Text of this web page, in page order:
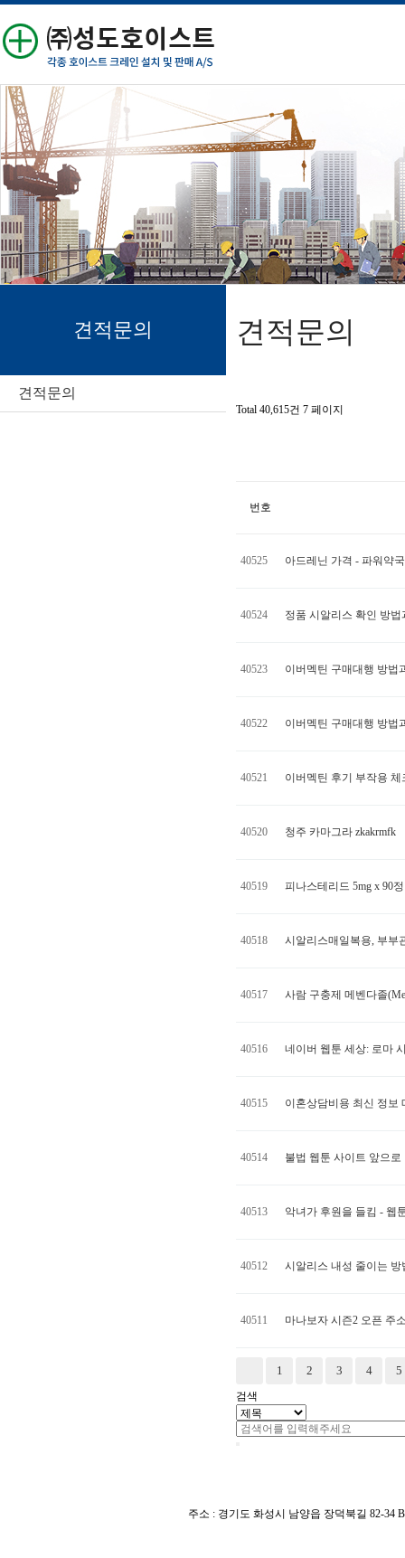
견적문의
견적문의
견적문의
Total 40,615건 7 페이지
번호
40525 아드레닌 가격 - 파워약국
40524 정품 시알리스 확인 방
40523 이버멕틴 구매대행 방법
40522 이버멕틴 구매대행 방법
40521 이버멕틴 후기 부작용
40520 청주 카마그라 zkakrmfk
40519 피나스테리드 5mg x 90
40518 시알리스매일복용, 부부
40517 사람 구충제 메벤다졸
40516 네이버 웹툰 세상: 로마
40515 이혼상담비용 최신 정보
40514 불법 웹툰 사이트 앞으로
40513 악녀가 후원을 들킴 - 웹
40512 시알리스 내성 줄이는
40511 마나보자 시즌2 오픈 주
1 2 3 4 5
검색
주소 : 경기도 화성시 남양읍 장덕북길 82-